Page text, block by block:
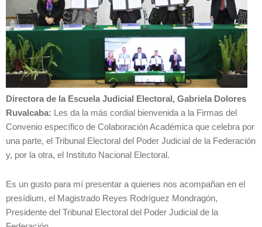
Directora de la Escuela Judicial Electoral, Gabriela Dolores
Ruvalcaba: Les da la más cordial bienvenida a la Firmas del
Convenio específico de Colaboración Académica que celebra por
una parte, el Tribunal Electoral del Poder Judicial de la Federación
y, por la otra, el Instituto Nacional Electoral.
Es un gusto para mí presentar a quienes nos acompañan en el
presídium, el Magistrado Reyes Rodríguez Mondragón,
Presidente del Tribunal Electoral del Poder Judicial de la